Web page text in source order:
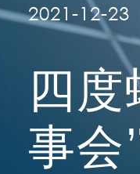
2021-12-23
四
事会